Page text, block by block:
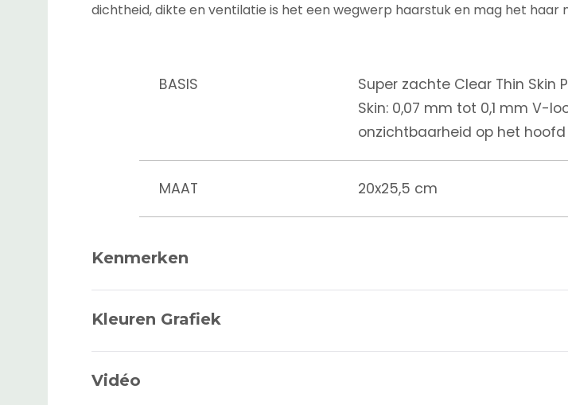
dichtheid, dikte en ventilatie is het een wegwerp haarstuk en mag het haar
BASIS
Super zachte Clear Thin Skin
Skin: 0,07 mm tot 0,1 mm V-
onzichtbaarheid op het
MAAT 20x25,5 cm
TERUGGEBRACHT TOT
DICHTHEID
Kenmerken
Kleuren Grafiek
Vidéo